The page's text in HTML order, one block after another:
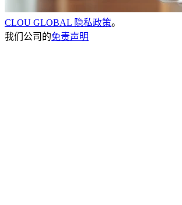
CLOU GLOBAL 隐私政策。
我们公司的免责声明